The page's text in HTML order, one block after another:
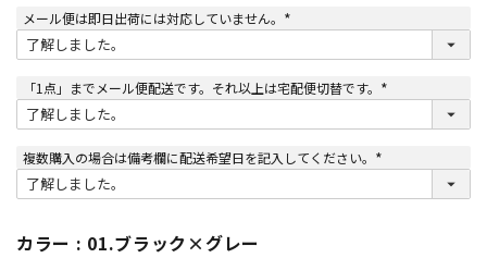
メール便は即日出荷には対応していません。
(
須
「1点」までメール便配送です。それ以上は宅配便切替です。
(
須
複数購入の場合は備考欄に配送希望日を記入してください。
(
須
カラー 01.ブラック×グレー